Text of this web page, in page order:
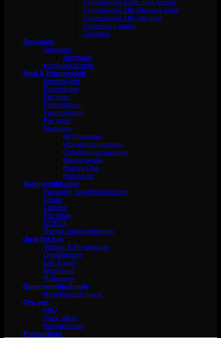
Tandsmycke Guld med kristall
Tandsmycke 18k Klassisk Guld
Tandsmycke 18k Vitt guld
ToothFairy gems
Twinkles
Smycken
Smycken
Armband
Hårdekorationer
Hud & Kroppsvård
Ansiktsvård
Duschkräm
För män
Kroppslotion
Vaxprodukter
För laser
Massage
All Massage
Vibrationsmassage
Cirkulationsmassage
Massageolja
Eterisk Olja
Hälsokost
Salongstillbehör
Personlig Skyddsutrustning
Utsug
Lampor
För laser
DOFTA
Övriga salongstillbehör
Just for fun
Väskor & Neccesärer
Uppblåsbart
Lek & skoj
Maskerad
Halloween
Sommarerbjudande
Reseförpackningar
Om oss
FAQ
Våra villkor
Kontakta oss
Presentkort